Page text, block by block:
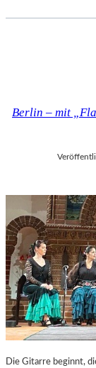
Berlin – mit
Die Gitarre beginnt,